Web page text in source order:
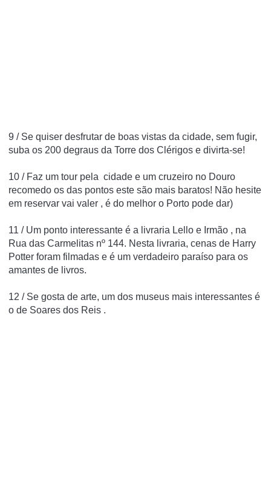
9 / Se quiser desfrutar de boas vistas da cidade, sem fugir,
suba os 200 degraus da Torre dos Clérigos e divirta-se!
10 / Faz um tour pela cidade e um cruzeiro no Douro
recomedo os das pontos este são mais baratos! Não hesite
em reservar vai valer , é do melhor o Porto pode dar)
11 / Um ponto interessante é a livraria Lello e Irmão , na
Rua das Carmelitas nº 144. Nesta livraria, cenas de Harry
Potter foram filmadas e é um verdadeiro paraíso para os
amantes de livros.
12 / Se gosta de arte, um dos museus mais interessantes é
o de Soares dos Reis .